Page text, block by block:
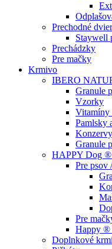
Prechodné
Staywell
Prechádzky
Pre mačky
Krmivo
IBERO
Granule
Vzorky
Vitamíny
Pamlsky
Konzervy
Granule
HAPPY Dog
Pre
Pre
Happy ®
Doplnkové